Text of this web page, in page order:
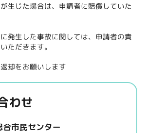
生じた場合は、申請者に賠償していた
発生した事故に関しては、申請者の責
ただきます。
却をお願いします
わせ
合市民センター